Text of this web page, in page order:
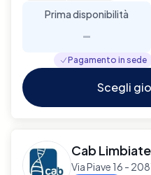
Prima disponibilità
-
Pagamento in sede
Scegli
Cab Limbiate
Via Piave 16 -